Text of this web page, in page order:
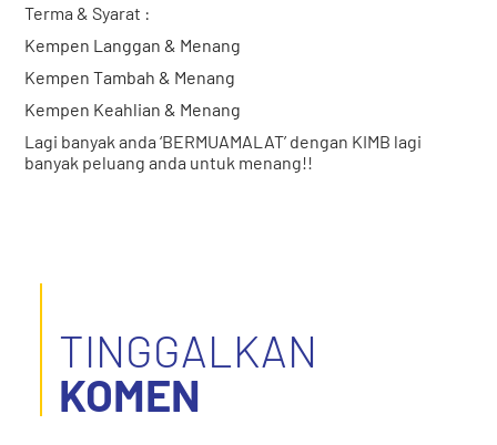
Terma & Syarat :
Kempen Langgan & Menang
Kempen Tambah & Menang
Kempen Keahlian & Menang
Lagi banyak anda ‘BERMUAMALAT’ dengan KIMB lagi
banyak peluang anda untuk menang!!
TINGGALKAN
KOMEN